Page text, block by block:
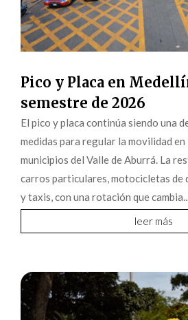
Pico y Placa en
semestre de 2026
El pico y placa continúa siendo una
medidas para regular la movilidad
municipios del Valle de Aburrá. La
carros particulares, motocicletas de
y taxis, con una rotación que
leer más